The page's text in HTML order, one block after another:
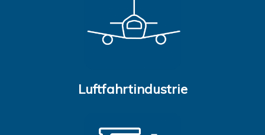
Luftfahrtindustrie